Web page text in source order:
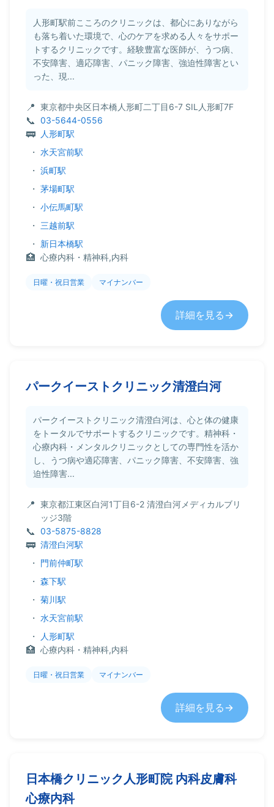
人形町駅前こころのクリニックは、都心にありながら
も落ち着いた環境で、心のケアを求める人々をサポー
トするクリニックです。経験豊富な医師が、うつ病、
不安障害、適応障害、パニック障害、強迫性障害とい
った、現...
東京都中央区日本橋人形町二丁目6-7 SIL人形町7F
03-5644-0556
人形町駅
・ 水天宮前駅
・ 浜町駅
・ 茅場町駅
・ 小伝馬町駅
・ 三越前駅
・ 新日本橋駅
心療内科・精神科,内科
日曜・祝日営業 マイナンバー
詳細を見る
パークイーストクリニック清澄白河
パークイーストクリニック清澄白河は、心と体の健康
をトータルでサポートするクリニックです。精神科・
心療内科・メンタルクリニックとしての専門性を活か
し、うつ病や適応障害、パニック障害、不安障害、強
迫性障害...
東京都江東区白河1丁目6-2 清澄白河メディカルブリ
ッジ3階
03-5875-8828
清澄白河駅
・ 門前仲町駅
・ 森下駅
・ 菊川駅
・ 水天宮前駅
・
人形町駅
心療内科・精神科,内科
日曜・祝日営業 マイナンバー
詳細を見る
日本橋クリニック人形町院 内科皮膚科
心療内科